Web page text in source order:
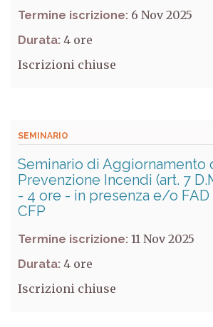
Termine iscrizione: 6 Nov 2025
Durata: 4
Iscrizioni chiuse
SEMINARIO
Seminario di Aggiornamento
Prevenzione Incendi (art. 7
- 4 ore - in presenza e/o FAD
CFP
Termine iscrizione: 11 Nov 2025
Durata: 4
Iscrizioni chiuse